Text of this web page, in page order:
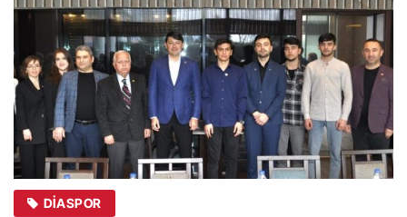
DIASPOR